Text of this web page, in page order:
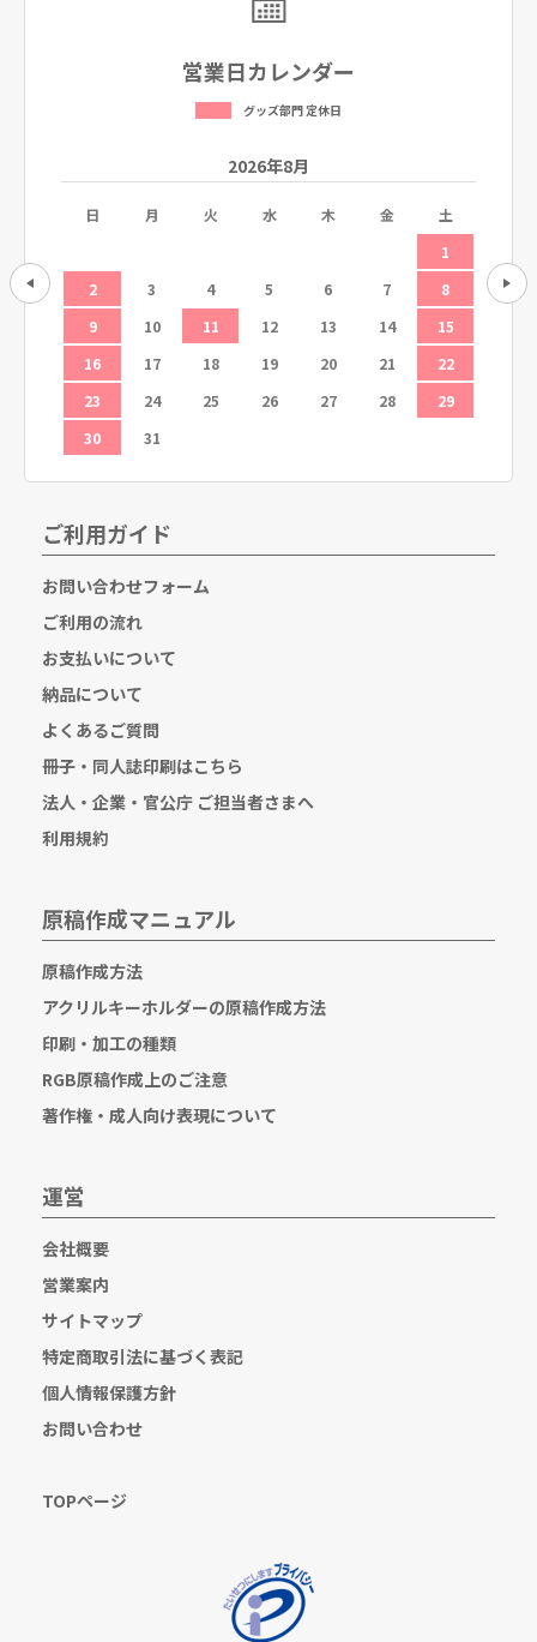
営業日カレンダー
グッズ部門 定休日
12
2026年8月
日 月 火 水 木 金
土
1
2
3 4 5 6 7
8
9
10 11 12 13 14
15
16
17 18 19 20 21
22
23
24 25 26 27 28
29
30
31
6
ご利用ガイド
お問い合わせフォーム
ご利用の流れ
お支払いについて
納品について
よくあるご質問
冊子・同人誌印刷はこちら
法人・企業・官公庁 ご担当者さまへ
利用規約
原稿作成マニュアル
原稿作成方法
アクリルキーホルダーの原稿作成方法
印刷・加工の種類
RGB原稿作成上のご注意
著作権・成人向け表現について
運営
会社概要
営業案内
サイトマップ
特定商取引法に基づく表記
個人情報保護方針
お問い合わせ
TOPページ